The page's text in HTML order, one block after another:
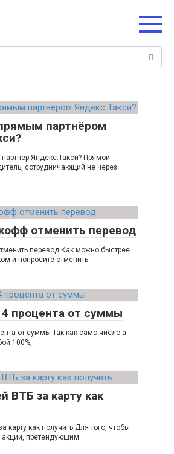
партнёром
Яндекс.Такси? Прямой
сотрудничающий не через
отменить перевод
перевод Как можно быстрее
и попросите отменить
4 процента от суммы
от суммы Так как само число а
100%,
ВТБ за карту как
карту как получить Для того, чтобы
акции, претендующим